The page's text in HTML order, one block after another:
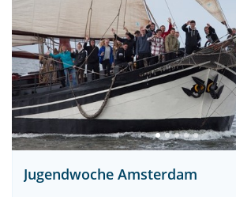
Jugendwoche Amsterdam